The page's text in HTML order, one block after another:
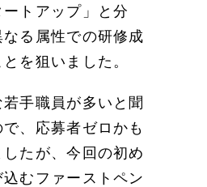
トアップ」と分
る属性での研修成
を狙いました。
手職員が多いと聞
、応募者ゼロかも
たが、今回の初め
むファーストペン